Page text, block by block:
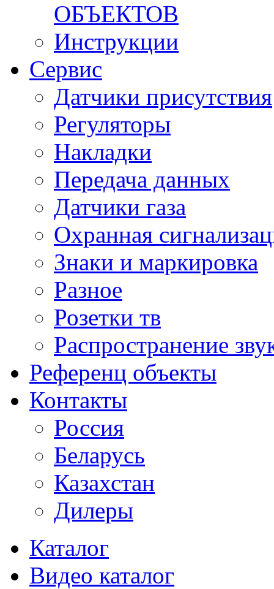
ОБЪЕКТОВ
Инструкции
Сервис
Датчики присутствия
Регуляторы
Накладки
Передача данных
Датчики газа
Охранная
Знаки и маркировка
Разное
Розетки тв
Распространение
Референц объекты
Контакты
Россия
Беларусь
Казахстан
Дилеры
Каталог
Видео каталог